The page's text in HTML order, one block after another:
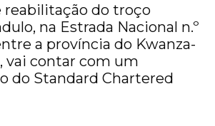
reabilitação do troço
na Estrada Nacional n.º
a província do Kwanza-
vai contar com um
do Standard Chartered